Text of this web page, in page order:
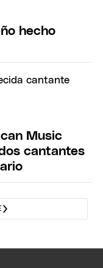
hecho
Music
cantantes